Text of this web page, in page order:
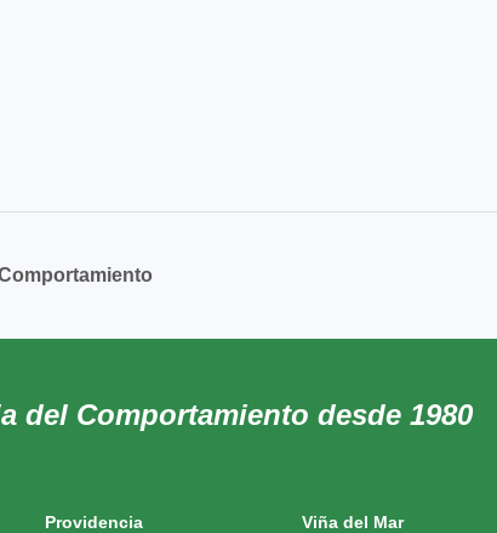
del Comportamiento desde 1980
Providencia Viña del Mar